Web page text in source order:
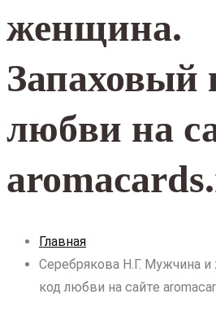
женщина.
Запаховый
любви на
Главная
Серебрякова Н.Г. Мужчина
код любви на сайте